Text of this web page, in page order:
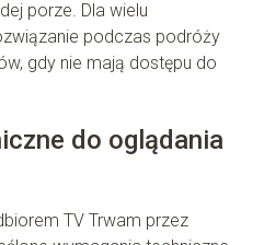
porze. Dla wielu
podczas podróży
gdy nie mają dostępu do
do oglądania
TV Trwam przez